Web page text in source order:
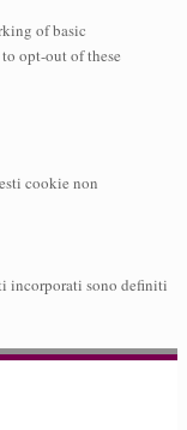
of basic
opt-out of these
cookie non
incorporati sono definiti